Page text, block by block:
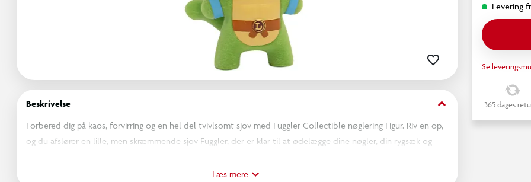
Beskrivelse keyboard_arrow_down
Forbered dig på kaos, forvirring og en hel del tvivlsomt sjov med Fuggler Collectible nøglering Figur. Riv en op,
og du afslører en lille, men skræmmende sjov Fuggler, der er klar til at ødelægge dine nøgler, din rygsæk og
Og nu breder galskaben sig: kollektionen indeholder forvredne versioner af Paramounts SvampeBob Firkant og
Læs mere
Levering
Se
365 dages